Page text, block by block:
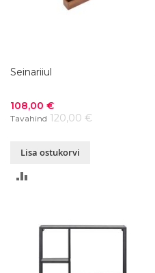
Seinariiul
Soodushind
108,00 €
Tavahind 120,00 €
Lisa ostukorvi